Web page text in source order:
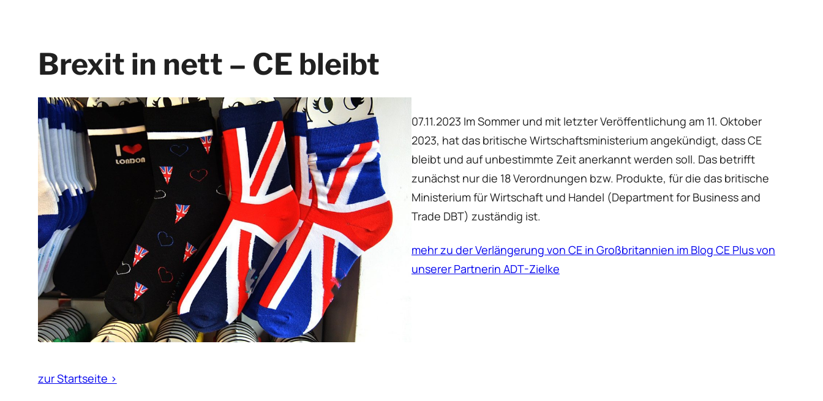
Brexit in nett – CE bleibt
07.11.2023 Im Sommer und mit letzter Veröffentlichung am 11. Oktober
2023, hat das britische Wirtschaftsministerium angekündigt, dass CE
bleibt und auf unbestimmte Zeit anerkannt werden soll. Das betrifft
zunächst nur die 18 Verordnungen bzw. Produkte, für die das britische
Ministerium für Wirtschaft und Handel (Department for Business and
Trade DBT) zuständig ist.
mehr zu der Verlängerung von CE in Großbritannien im Blog CE Plus von
unserer Partnerin ADT-Zielke
zur Startseite >